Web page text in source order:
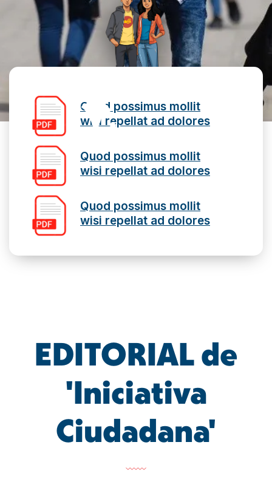
Quod possimus mollit
wisi repellat ad dolores
Quod possimus mollit
wisi repellat ad dolores
Quod possimus mollit
wisi repellat ad dolores
EDITORIAL de
'Iniciativa
Ciudadana'